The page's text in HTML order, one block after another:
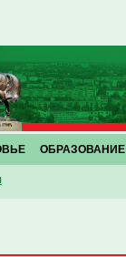
ОБРАЗОВАНИЕ